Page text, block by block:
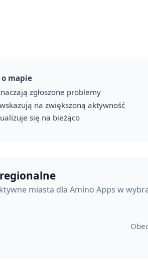
mapie
zgłoszone problemy
na zwiększoną aktywność
się na bieżąco
miasta dla Amino Apps w